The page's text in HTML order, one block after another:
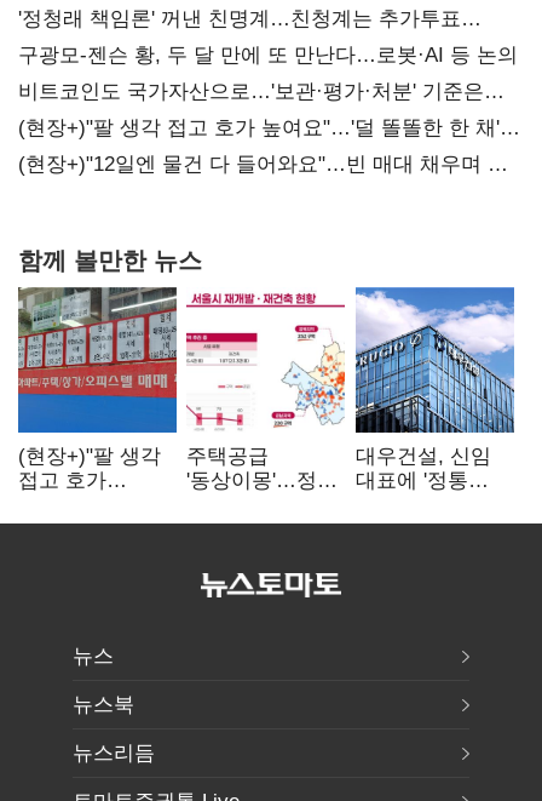
'정청래 책임론' 꺼낸 친명계…친청계는 추가투표
때리기
구광모-젠슨 황, 두 달 만에 또 만난다…로봇·AI 등 논의
비트코인도 국가자산으로…'보관·평가·처분' 기준은
숙제
(현장+)"팔 생각 접고 호가 높여요"…'덜 똘똘한 한 채'
20억 키맞추기
(현장+)"12일엔 물건 다 들어와요"…빈 매대 채우며 문
함께 볼만한 뉴스
(현장+)"팔 생각
접고 호가
똘똘한 한 채'
주택공급
'동상이몽'…정부
없으면 '공수표'
대우건설, 신임
대표에 '정통
부사장 내정
뉴스
뉴스북
뉴스리듬